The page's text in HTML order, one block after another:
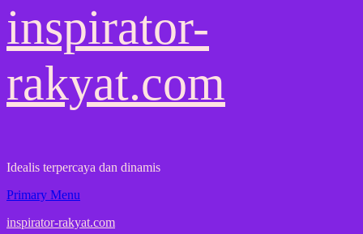
inspirator-
rakyat.com
Idealis terpercaya dan dinamis
Primary Menu
inspirator-rakyat.com